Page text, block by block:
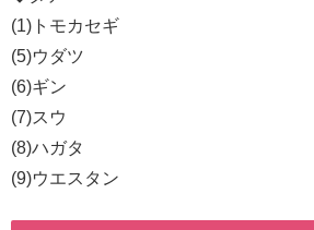
(1)トモカセギ
(5)ウダツ
(6)ギン
(7)スウ
(8)ハガタ
(9)ウエスタン